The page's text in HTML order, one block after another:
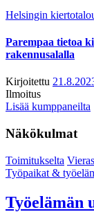
Helsingin
Parempaa tietoa
rakennusalalla
Kirjoitettu
Ilmoitus
Lisää kumppaneilta
Näkökulmat
Toimitukselta
Työpaikat &
Työelämän